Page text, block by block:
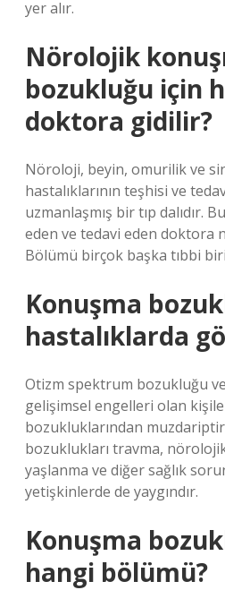
yer alır.
Nörolojik
bozukluğu için
doktora gidilir?
Nöroloji, beyin, omurilik ve
hastalıklarının teşhisi ve
uzmanlaşmış bir tıp dalıdır.
eden ve tedavi eden doktora
Bölümü birçok başka tıbbi
Konuşma
hastalıklarda
Otizm spektrum bozukluğu
gelişimsel engelleri olan
bozukluklarından
bozuklukları travma,
yaşlanma ve diğer sağlık
yetişkinlerde de yaygındır.
Konuşma
hangi bölümü?